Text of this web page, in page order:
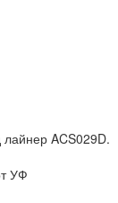
ACS029D.
УФ